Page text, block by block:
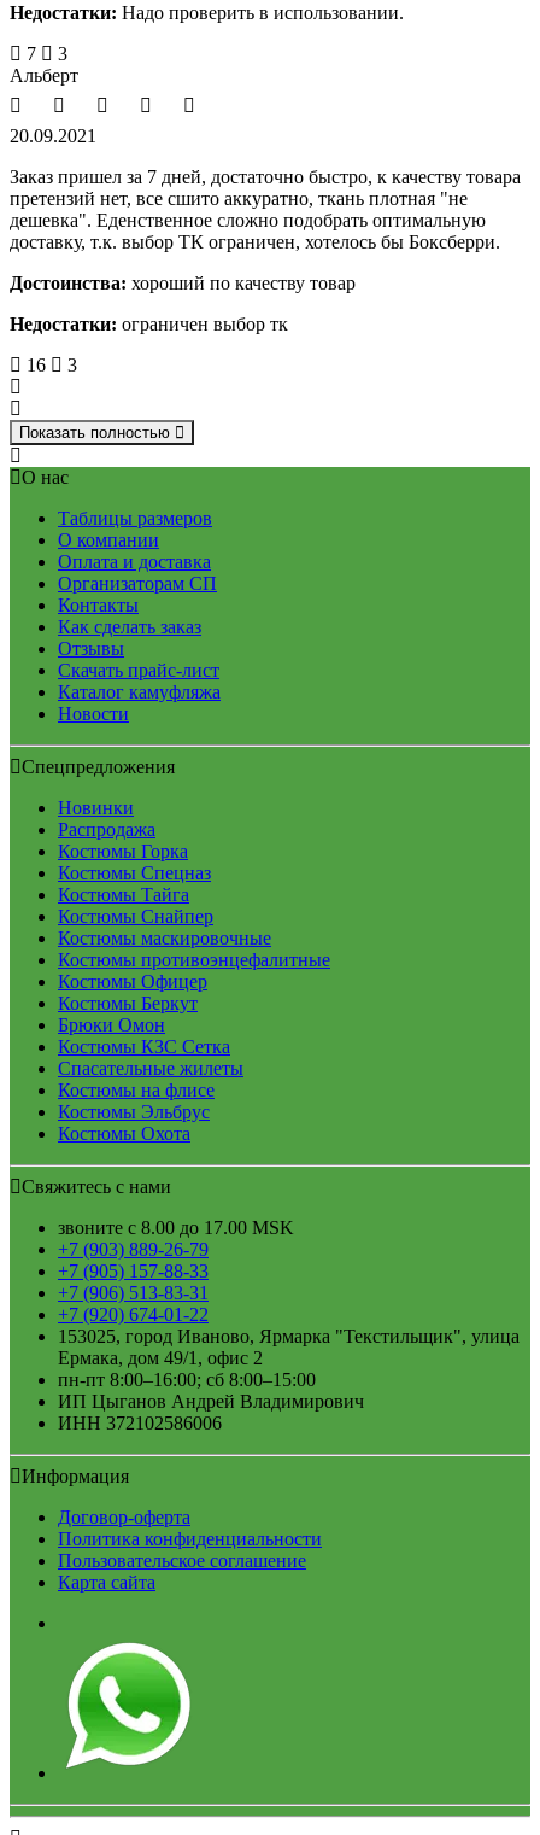
Недостатки: Надо проверить в использовании.
7
3
Альберт
20.09.2021
Заказ пришел за 7 дней, достаточно быстро, к качеству товара
претензий нет, все сшито аккуратно, ткань плотная "не
дешевка". Еденственное сложно подобрать оптимальную
доставку, т.к. выбор ТК ограничен, хотелось бы Боксберри.
Достоинства: хороший по качеству товар
Недостатки: ограничен выбор тк
16
3
Показать полностью
О нас
Таблицы размеров
О компании
Оплата и доставка
Организаторам СП
Контакты
Как сделать заказ
Отзывы
Скачать прайс-лист
Каталог камуфляжа
Новости
Спецпредложения
Новинки
Распродажа
Костюмы Горка
Костюмы Спецназ
Костюмы Тайга
Костюмы Снайпер
Костюмы маскировочные
Костюмы противоэнцефалитные
Костюмы Офицер
Костюмы Беркут
Брюки Омон
Костюмы КЗС Сетка
Спасательные жилеты
Костюмы на флисе
Костюмы Эльбрус
Костюмы Охота
Свяжитесь с нами
звоните с 8.00 до 17.00 MSK
+7 (903) 889-26-79
+7 (905) 157-88-33
+7 (906) 513-83-31
+7 (920) 674-01-22
153025, город Иваново, Ярмарка "Текстильщик", улица
Ермака, дом 49/1, офис 2
пн-пт 8:00–16:00; сб 8:00–15:00
ИП Цыганов Андрей Владимирович
ИНН 372102586006
Информация
Договор-оферта
Политика конфиденциальности
Пользовательское соглашение
Карта сайта